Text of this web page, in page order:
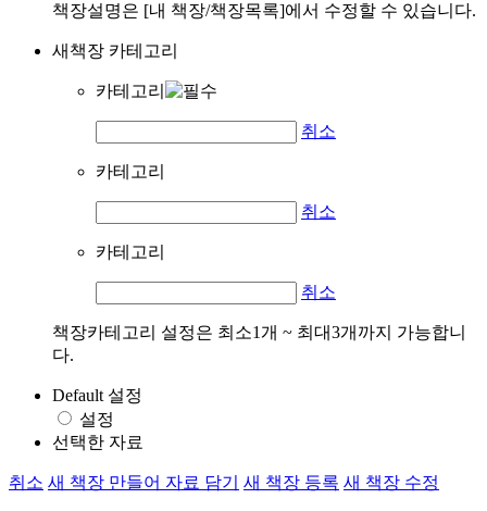
책장설명은 [내 책장/책장목록]에서 수정할 수 있습니다.
새책장 카테고리
카테고리
취소
카테고리
취소
카테고리
취소
책장카테고리 설정은 최소1개 ~ 최대3개까지 가능합니
다.
Default 설정
설정
선택한 자료
취소 새 책장 만들어 자료 담기 새 책장 등록 새 책장 수정